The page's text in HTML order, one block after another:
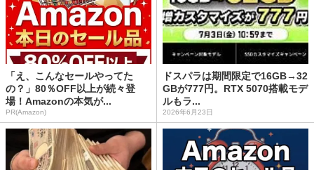
「え、こんなセールやってた
の？」80％OFF以上が続々登
場！Amazonの本気が...
PR(Amazon)
ドスパラは期間限定で16GB→32
GBが777円。RTX 5070搭載モデ
ルもラ...
2026年6月23日